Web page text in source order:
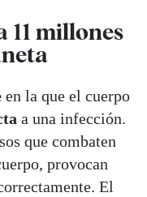
11 millones
en la que el cuerpo
a una infección.
que combaten
provocan
El